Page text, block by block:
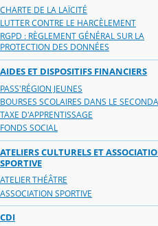
CHARTE DE LA LAÏCITÉ
LUTTER CONTRE LE HARCÈLEMENT
RGPD : RÈGLEMENT GÉNÉRAL SUR LA
PROTECTION DES DONNÉES
AIDES ET DISPOSITIFS FINANCIERS
PASS'RÉGION JEUNES
BOURSES SCOLAIRES DANS LE
TAXE D'APPRENTISSAGE
FONDS SOCIAL
ATELIERS CULTURELS ET
SPORTIVE
ATELIER THÉÂTRE
ASSOCIATION SPORTIVE
CDI